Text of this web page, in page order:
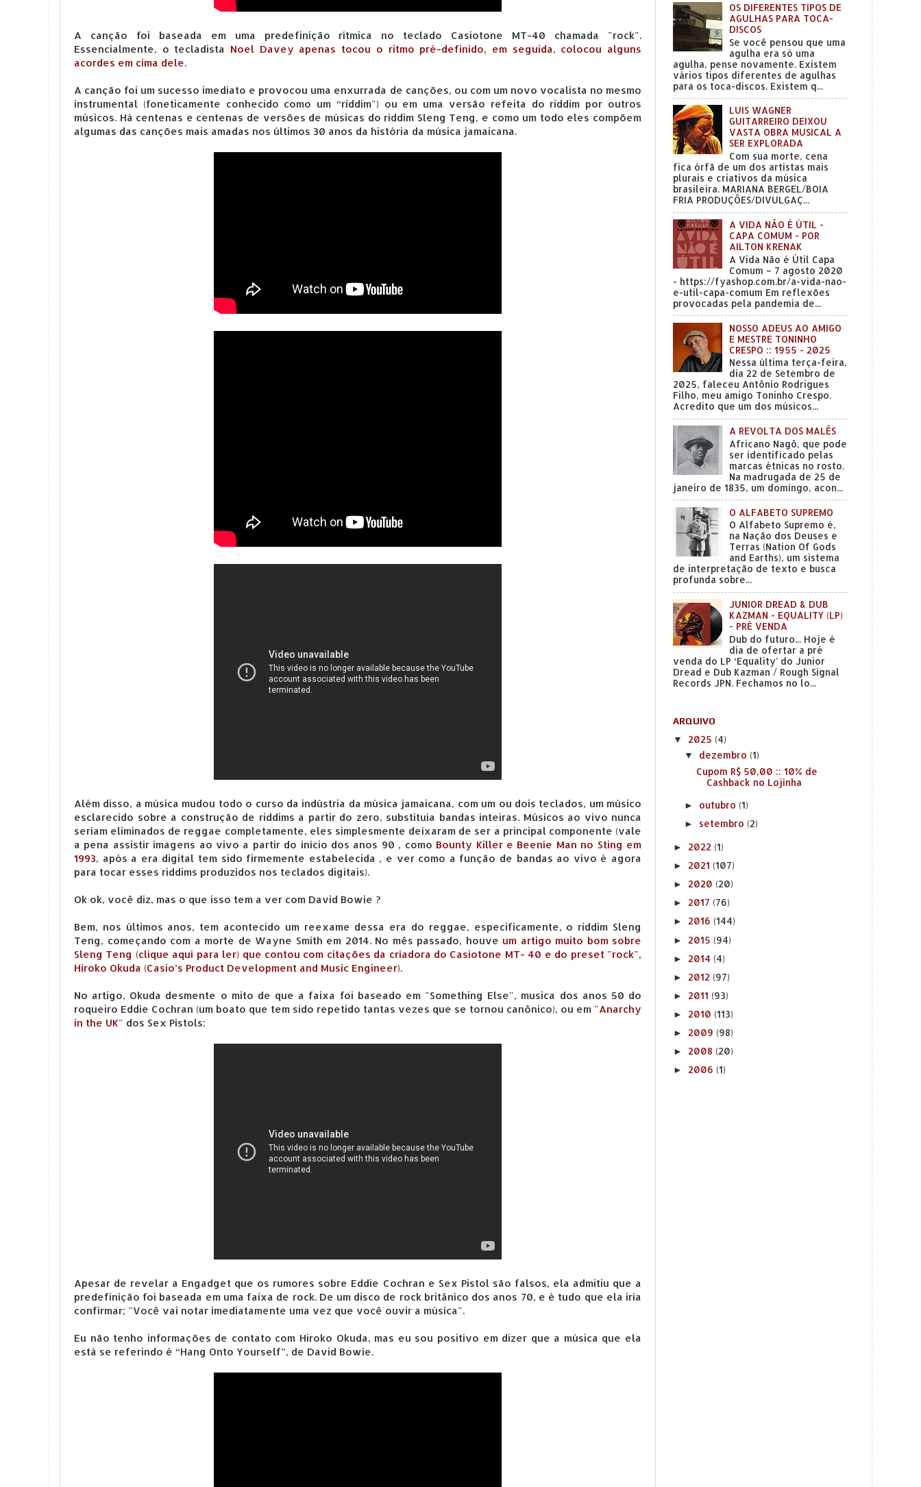
A canção foi baseada em uma predefinição rítmica no teclado Casiotone MT-40 chamada "rock".
Essencialmente, o tecladista Noel Davey apenas tocou o ritmo pré-definido, em seguida, colocou alguns
acordes em cima dele.
A canção foi um sucesso imediato e provocou uma enxurrada de canções, ou com um novo vocalista no mesmo
instrumental (foneticamente conhecido como um “riddim") ou em uma versão refeita do riddim por outros
músicos. Há centenas e centenas de versões de músicas do riddim Sleng Teng, e como um todo eles compõem
algumas das canções mais amadas nos últimos 30 anos da história da música jamaicana.
Além disso, a música mudou todo o curso da indústria da música jamaicana, com um ou dois teclados, um músico
esclarecido sobre a construção de riddims a partir do zero, substituía bandas inteiras. Músicos ao vivo nunca
seriam eliminados de reggae completamente, eles simplesmente deixaram de ser a principal componente (vale
a pena assistir imagens ao vivo a partir do início dos anos 90 , como Bounty Killer e Beenie Man no Sting em
1993, após a era digital tem sido firmemente estabelecida , e ver como a função de bandas ao vivo é agora
para tocar esses riddims produzidos nos teclados digitais).
Ok ok, você diz, mas o que isso tem a ver com David Bowie ?
Bem, nos últimos anos, tem acontecido um reexame dessa era do reggae, especificamente, o riddim Sleng
Teng, começando com a morte de Wayne Smith em 2014. No mês passado, houve um artigo muito bom sobre
Sleng Teng (clique aqui para ler) que contou com citações da criadora do Casiotone MT- 40 e do preset "rock",
Hiroko Okuda (Casio’s Product Development and Music Engineer).
No artigo, Okuda desmente o mito de que a faixa foi baseado em "Something Else", musica dos anos 50 do
roqueiro Eddie Cochran (um boato que tem sido repetido tantas vezes que se tornou canônico), ou em "Anarchy
in the UK" dos Sex Pistols:
Apesar de revelar a Engadget que os rumores sobre Eddie Cochran e Sex Pistol são falsos, ela admitiu que a
predefinição foi baseada em uma faixa de rock. De um disco de rock britânico dos anos 70, e é tudo que ela iria
confirmar; "Você vai notar imediatamente uma vez que você ouvir a música".
Eu não tenho informações de contato com Hiroko Okuda, mas eu sou positivo em dizer que a música que ela
está se referindo é “Hang Onto Yourself”, de David Bowie.
OS DIFERENTES TIPOS DE
AGULHAS PARA TOCA-
DISCOS
Se você pensou que uma
agulha era só uma
agulha, pense novamente. Existem
vários tipos diferentes de agulhas
para os toca-discos. Existem q...
LUIS WAGNER
GUITARREIRO DEIXOU
VASTA OBRA MUSICAL A
SER EXPLORADA
Com sua morte, cena
fica órfã de um dos artistas mais
plurais e criativos da música
brasileira. MARIANA BERGEL/BOIA
FRIA PRODUÇÕES/DIVULGAÇ...
A VIDA NÃO É ÚTIL -
CAPA COMUM - POR
AILTON KRENAK
A Vida Não é Útil Capa
Comum – 7 agosto 2020
- https://fyashop.com.br/a-vida-nao-
e-util-capa-comum Em reflexões
provocadas pela pandemia de...
NOSSO ADEUS AO AMIGO
E MESTRE TONINHO
CRESPO :: 1955 - 2025
Nessa última terça-feira,
dia 22 de Setembro de
2025, faleceu Antônio Rodrigues
Filho, meu amigo Toninho Crespo.
Acredito que um dos músicos...
A REVOLTA DOS MALÊS
Africano Nagô, que pode
ser identificado pelas
marcas étnicas no rosto.
Na madrugada de 25 de
janeiro de 1835, um domingo, acon...
O ALFABETO SUPREMO
O Alfabeto Supremo é,
na Nação dos Deuses e
Terras (Nation Of Gods
and Earths), um sistema
de interpretação de texto e busca
profunda sobre...
JUNIOR DREAD & DUB
KAZMAN - EQUALITY (LP)
- PRÉ VENDA
Dub do futuro... Hoje é
dia de ofertar a pré
venda do LP ‘Equality’ do Junior
Dread e Dub Kazman / Rough Signal
Records JPN. Fechamos no lo...
ARQUIVO
▼ 2025 (4)
▼ dezembro (1)
Cupom R$ 50,00 :: 10% de
Cashback no Lojinha
► outubro (1)
► setembro (2)
► 2022 (1)
► 2021 (107)
► 2020 (20)
► 2017 (76)
► 2016 (144)
► 2015 (94)
► 2014 (4)
► 2012 (97)
► 2011 (93)
► 2010 (113)
► 2009 (98)
► 2008 (20)
► 2006 (1)